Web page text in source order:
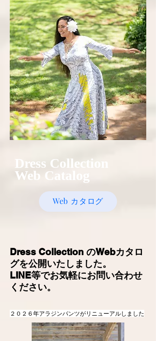
Dress Collection
​Web Catalog
Web カタログ
Dress Collection のWebカタロ
グを公開いたしました。
​LINE等でお気軽にお問い合わせ
ください。
​２０２６年アラジンパンツがリニューアルしました